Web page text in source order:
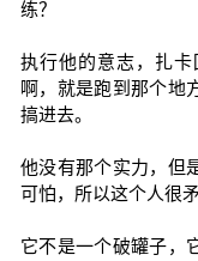
练？
执行他的意志，扎
啊，就是跑到那个地
搞进去。
他没有那个实力，但
可怕，所以这个人很矛
它不是一个破罐子，